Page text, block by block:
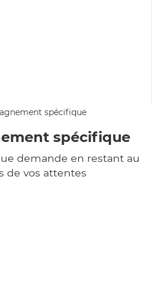
spécifique
demande en restant au
de vos attentes